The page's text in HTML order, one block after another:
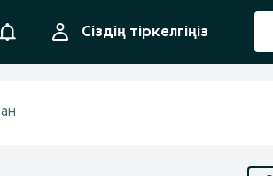
АқпараттандыруСіздің тіркелгіңіз